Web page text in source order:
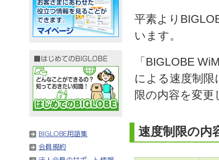
平素より
います。
「BIGLOBE
による速度制
限の内容を変更
速度制限の内
BIGLOBE用語集
会員規約